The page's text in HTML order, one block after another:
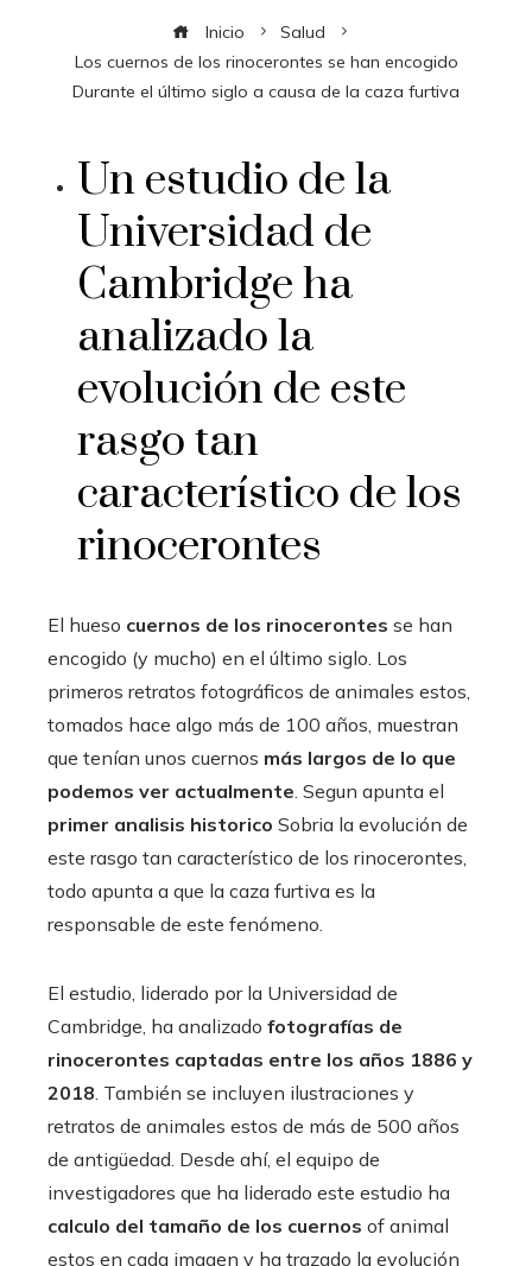
Inicio
Salud
Los cuernos de los rinocerontes se han encogido
Durante el último siglo a causa de la caza furtiva
Un estudio de la
Universidad de
Cambridge ha
analizado la
evolución de este
rasgo tan
característico de los
rinocerontes
El hueso cuernos de los rinocerontes se han
encogido (y mucho) en el último siglo. Los
primeros retratos fotográficos de animales estos,
tomados hace algo más de 100 años, muestran
que tenían unos cuernos más largos de lo que
podemos ver actualmente . Segun apunta el
primer analisis historico Sobria la evolución de
este rasgo tan característico de los rinocerontes,
todo apunta a que la caza furtiva es la
responsable de este fenómeno.
El estudio, liderado por la Universidad de
Cambridge, ha analizado fotografías de
rinocerontes captadas entre los años 1886 y
2018 . También se incluyen ilustraciones y
retratos de animales estos de más de 500 años
de antigüedad. Desde ahí, el equipo de
investigadores que ha liderado este estudio ha
calculo del tamaño de los cuernos of animal
estos en cada imagen y ha trazado la evolución